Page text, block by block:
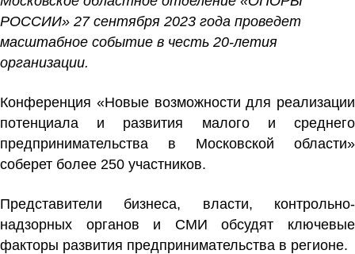
РОССИИ» 27 сентября 2023 года проведет
масштабное событие в честь 20-летия
организации.
Конференция «Новые возможности для реализации
потенциала и развития малого и среднего
предпринимательства в Московской области»
соберет более 250 участников.
Представители бизнеса, власти, контрольно-
надзорных органов и СМИ обсудят ключевые
факторы развития предпринимательства в регионе.